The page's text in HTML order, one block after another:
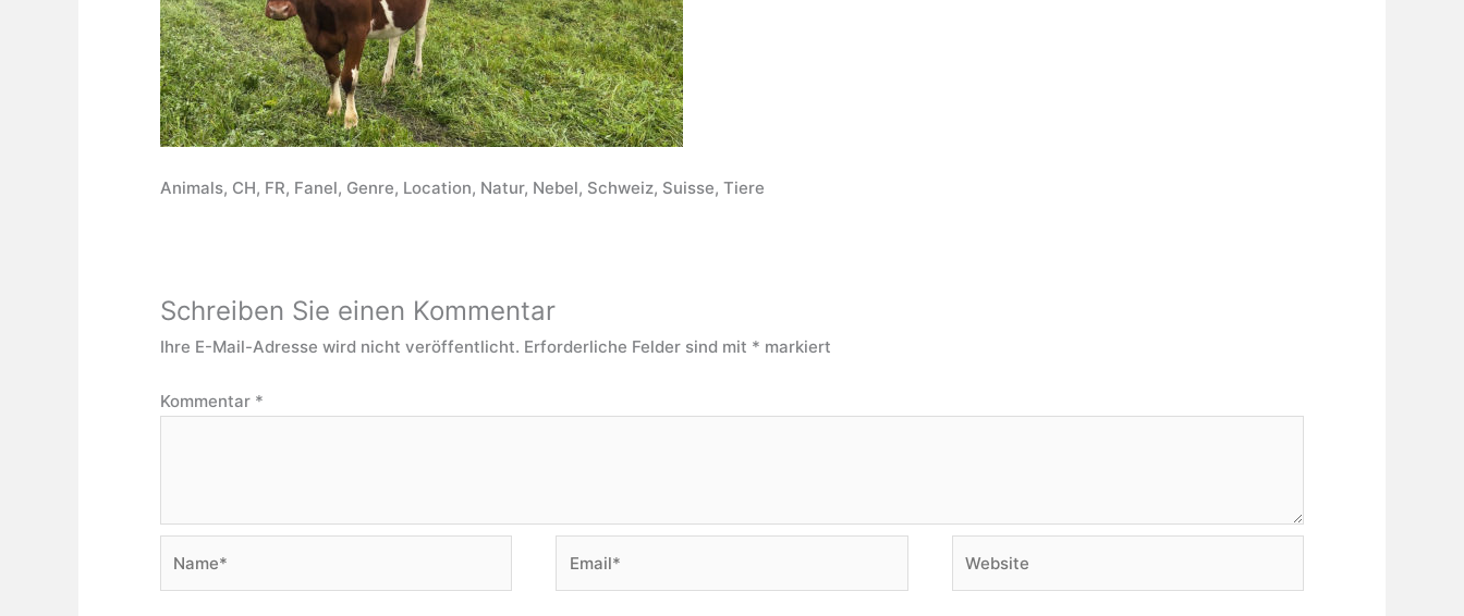
Animals, CH, FR, Fanel, Genre, Location, Natur, Nebel, Schweiz, Suisse, Tiere
Schreiben Sie einen Kommentar
Ihre E-Mail-Adresse wird nicht veröffentlicht. Erforderliche Felder sind mit * markiert
Kommentar *